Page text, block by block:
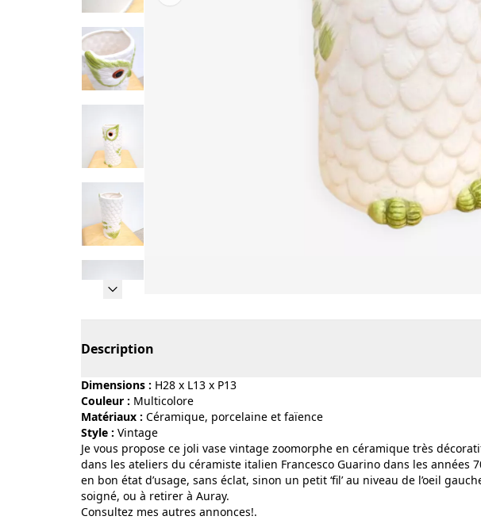
Description
Dimensions : H28 x L13 x P13
Couleur :
multicolore
Matériaux :
céramique, porcelaine et faïence
Style :
vintage
Je vous propose ce joli vase vintage zoomorphe en céramique très
dans les ateliers du céramiste italien Francesco Guarino dans les années
en bon état d’usage, sans éclat, sinon un petit ‘fil’ au niveau de l’oeil
soigné, ou à retirer à Auray.
Consultez mes autres annonces!.